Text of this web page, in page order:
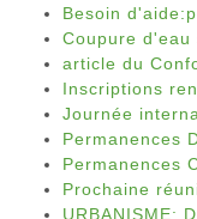
Besoin
Coupure
article du
Inscriptions
Journée
Permanences
Permanences
Prochaine
URBANISME: